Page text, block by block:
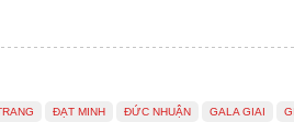
ĐẠT MINH ĐỨC NHUẬN GALA GIAI